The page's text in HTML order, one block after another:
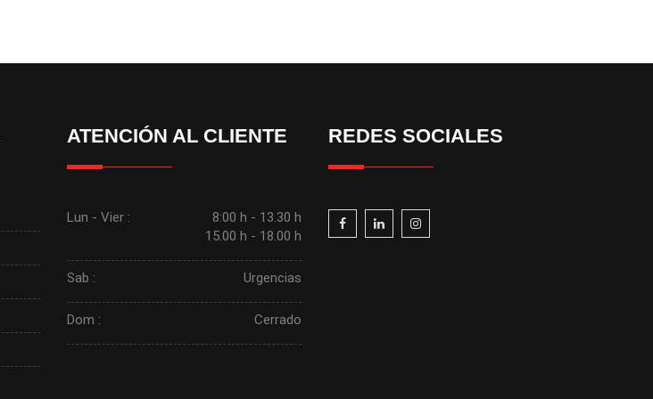
ATENCIÓN AL CLIENTE
Lun - Vier :
8:00 h - 13.30 h
15.00 h - 18.00 h
Sab : Urgencias
Dom : Cerrado
REDES SOCIALES